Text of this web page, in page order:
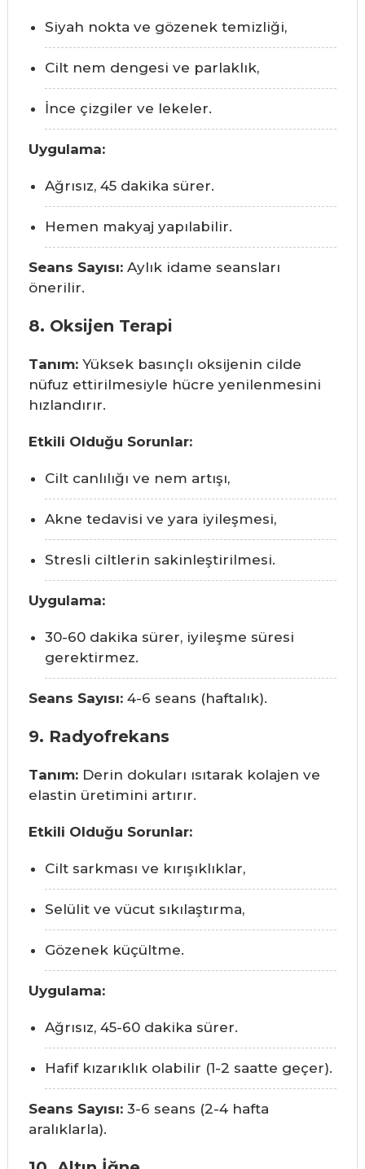
Siyah nokta ve gözenek temizliği,
Cilt nem dengesi ve parlaklık,
İnce çizgiler ve lekeler.
Uygulama:
Ağrısız, 45 dakika sürer.
Hemen makyaj yapılabilir.
Seans Sayısı:Aylık idame seansları
önerilir.
8. Oksijen Terapi
Tanım:Yüksek basınçlı oksijenin cilde
nüfuz ettirilmesiyle hücre yenilenmesini
hızlandırır.
Etkili Olduğu Sorunlar:
Cilt canlılığı ve nem artışı,
Akne tedavisi ve yara iyileşmesi,
Stresli ciltlerin sakinleştirilmesi.
Uygulama:
30-60 dakika sürer, iyileşme süresi
gerektirmez.
Seans Sayısı:4-6 seans (haftalık).
9. Radyofrekans
Tanım:Derin dokuları ısıtarak kolajen ve
elastin üretimini artırır.
Etkili Olduğu Sorunlar:
Cilt sarkması ve kırışıklıklar,
Selülit ve vücut sıkılaştırma,
Gözenek küçültme.
Uygulama:
Ağrısız, 45-60 dakika sürer.
Hafif kızarıklık olabilir (1-2 saatte geçer).
Seans Sayısı:3-6 seans (2-4 hafta
aralıklarla).